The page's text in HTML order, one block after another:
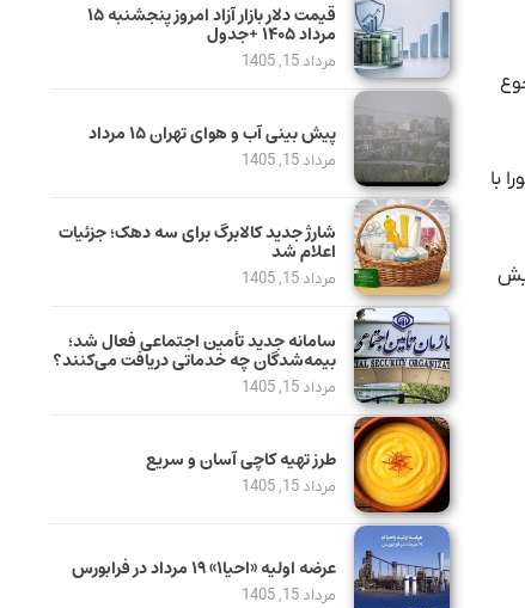
با
قیمت دلار بازار آزاد امروز پنجشنبه ۱۵
مرداد ۱۴۰۵ +جدول
مرداد 15, 1405
پیش بینی آب و هوای تهران ۱۵ مرداد
مرداد 15, 1405
شارژ جدید کالابرگ برای سه دهک؛ جزئیات
اعلام شد
مرداد 15, 1405
سامانه جدید تأمین اجتماعی فعال شد؛
بیمه‌شدگان چه خدماتی دریافت می‌کنند؟
مرداد 15, 1405
طرز تهیه کاچی آسان و سریع
مرداد 15, 1405
عرضه اولیه «احیا۱» ۱۹ مرداد در فرابورس
مرداد 15, 1405